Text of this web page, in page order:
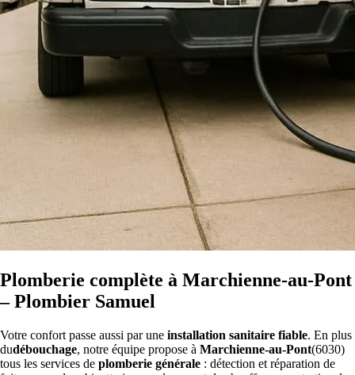
Plomberie complète à Marchienne-au-Pont
– Plombier Samuel
Votre confort passe aussi par une installation sanitaire fiable. En plus
dudébouchage, notre équipe propose à Marchienne-au-Pont(6030)
tous les services de plomberie générale : détection et réparation de